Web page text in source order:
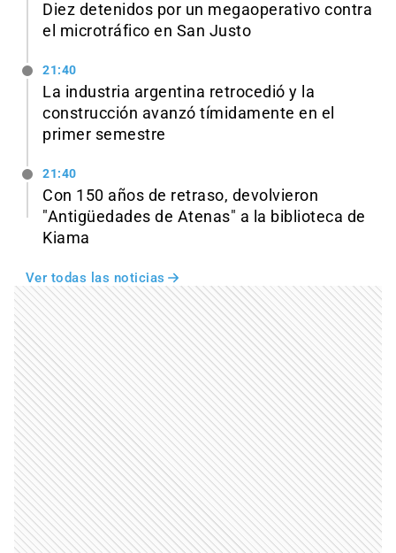
Diez detenidos por un megaoperativo contra
el microtráfico en San Justo
21:40
La industria argentina retrocedió y la
construcción avanzó tímidamente en el
primer semestre
21:40
Con 150 años de retraso, devolvieron
"Antigüedades de Atenas" a la biblioteca de
Kiama
Ver todas las noticias